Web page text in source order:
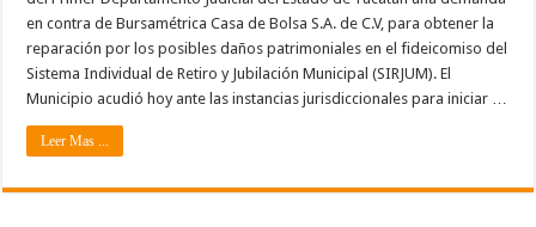
en contra de Bursamétrica Casa de Bolsa S.A. de C.V, para obtener la
reparación por los posibles daños patrimoniales en el fideicomiso del
Sistema Individual de Retiro y Jubilación Municipal (SIRJUM). El
Municipio acudió hoy ante las instancias jurisdiccionales para iniciar …
Leer Mas ...